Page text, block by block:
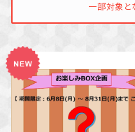
一部対象と